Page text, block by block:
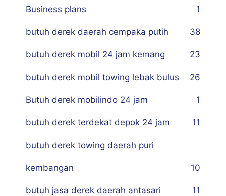
Business plans 1
butuh derek daerah cempaka putih 38
butuh derek mobil 24 jam kemang 23
butuh derek mobil towing lebak bulus 26
Butuh derek mobilindo 24 jam 1
butuh derek terdekat depok 24 jam 11
butuh derek towing daerah puri
kembangan 10
butuh jasa derek daerah antasari 11